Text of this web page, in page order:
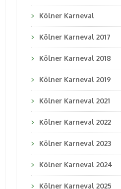
Kölner Karneval
Kölner Karneval 2017
Kölner Karneval 2018
Kölner Karneval 2019
Kölner Karneval 2021
Kölner Karneval 2022
Kölner Karneval 2023
Kölner Karneval 2024
Kölner Karneval 2025